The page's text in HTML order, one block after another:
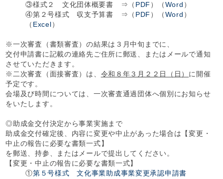
③様式２ 文化団体概要書 ⇒（ PDF ）（Word ）
④第２号様式 収支予算書 ⇒（ PDF ）（Word ）
（ Excel）
※一次審査（書類審査）の結果は３月中旬までに、
交付申請書に記載の連絡先ご住所に郵送、またはメールで通知
させていただきます。
※二次審査（面接審査）は、 令和８年３月２２日（日） に開催
予定です。
会場及び時間については、一次審査通過団体へ個別にお知らせ
をいたします。
◎助成金交付決定から事業実施まで
助成金交付確定後、内容に変更や中止があった場合は【変更・
中止の報告に必要な書類一式】
を郵送、持参、またはメールで提出してください。
【変更・中止の報告に必要な書類一式】
①第５号様式 文化事業助成事業変更承認申請書